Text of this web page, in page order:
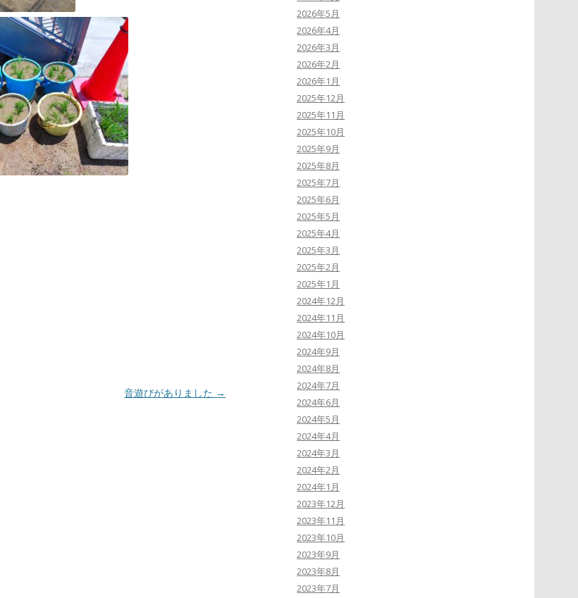
音遊びがありました →
2026年5月
2026年4月
2026年3月
2026年2月
2026年1月
2025年12月
2025年11月
2025年10月
2025年9月
2025年8月
2025年7月
2025年6月
2025年5月
2025年4月
2025年3月
2025年2月
2025年1月
2024年12月
2024年11月
2024年10月
2024年9月
2024年8月
2024年7月
2024年6月
2024年5月
2024年4月
2024年3月
2024年2月
2024年1月
2023年12月
2023年11月
2023年10月
2023年9月
2023年8月
2023年7月